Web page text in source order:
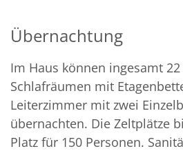
Übernachtung
Im Haus können ingesamt
Schlafräumen mit
Leiterzimmer mit zwei
übernachten. Die Zeltplätze
Platz für 150 Personen.